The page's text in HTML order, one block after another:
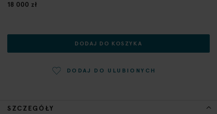
SZCZEGÓŁY
18 000 zł
DODAJ DO KOSZYKA
DODAJ DO ULUBIONYCH